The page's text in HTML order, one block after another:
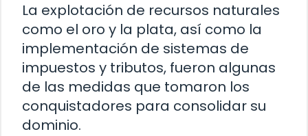
La explotación de recursos naturales
como el oro y la plata, así como la
implementación de sistemas de
impuestos y tributos, fueron algunas
de las medidas que tomaron los
conquistadores para consolidar su
dominio.